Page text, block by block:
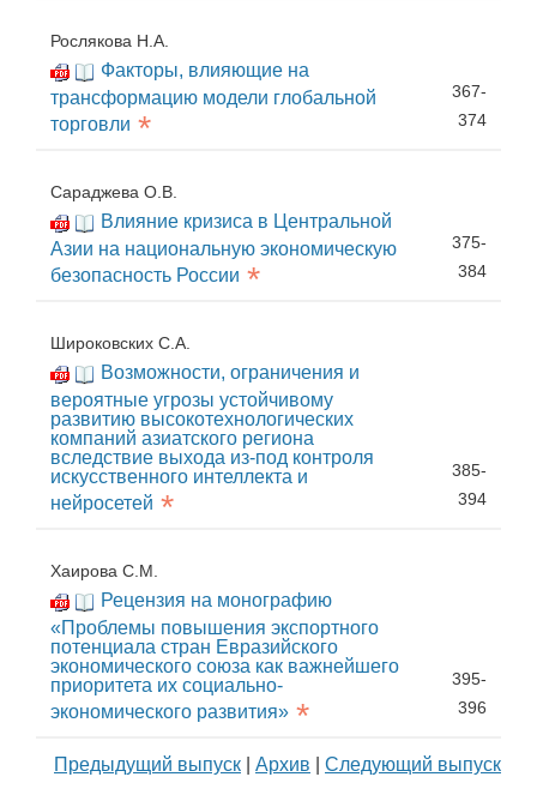
Рослякова Н.А.
Факторы, влияющие на
трансформацию модели глобальной
торговли *
367-
374
Сараджева О.В.
Влияние кризиса в Центральной
Азии на национальную экономическую
безопасность России *
375-
384
Широковских С.А.
Возможности, ограничения и
вероятные угрозы устойчивому
развитию высокотехнологических
компаний азиатского региона
вследствие выхода из-под контроля
искусственного интеллекта и
нейросетей *
385-
394
Хаирова С.М.
Рецензия на монографию
«Проблемы повышения экспортного
потенциала стран Евразийского
экономического союза как важнейшего
приоритета их социально-
экономического развития» *
395-
396
Предыдущий выпуск Архив Следующий выпуск